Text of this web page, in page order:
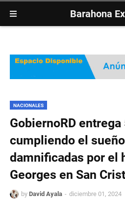
Barahona
NACIONALES
GobiernoRD
cumpliendo el
damnificadas por el
Georges en San
by David Ayala diciembre 01, 2024